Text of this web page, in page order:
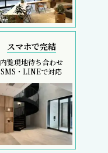
スマホで完結
内覧現地待ち合わせ
SMS・LINEで対応